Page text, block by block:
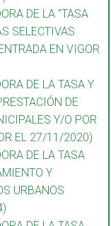
DE LA "TASA
SELECTIVAS
EN VIGOR
DE LA TASA Y
DE
Y/O POR
EL 27/11/2020)
DE LA TASA
Y
URBANOS